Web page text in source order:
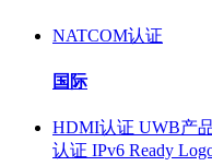
NATCOM认证
国际
HDMI认证 UWB产
认证 IPv6 Ready